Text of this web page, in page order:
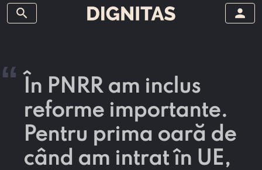
search person
“
În PNRR am inclus
reforme importante.
Pentru prima oară de
când am intrat în UE,